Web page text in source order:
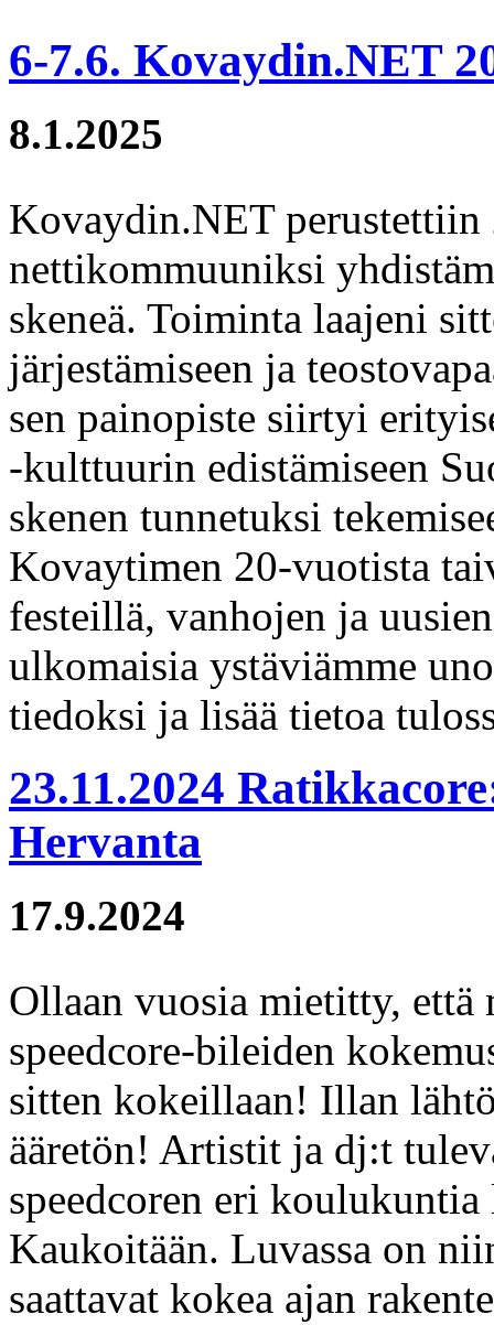
6-7.6. Kovaydin.NET
8.1.2025
Kovaydin.NET perustettiin
nettikommuuniksi
skeneä. Toiminta laajeni
järjestämiseen ja
sen painopiste siirtyi
-kulttuurin edistämiseen
skenen tunnetuksi
Kovaytimen 20-vuotista
festeillä, vanhojen ja
ulkomaisia ystäviämme
tiedoksi ja lisää tietoa
23.11.2024
Hervanta
17.9.2024
Ollaan vuosia mietitty,
speedcore-bileiden
sitten kokeillaan! Illan
ääretön! Artistit ja dj:t
speedcoren eri koulukuntia
Kaukoitään. Luvassa on
saattavat kokea ajan